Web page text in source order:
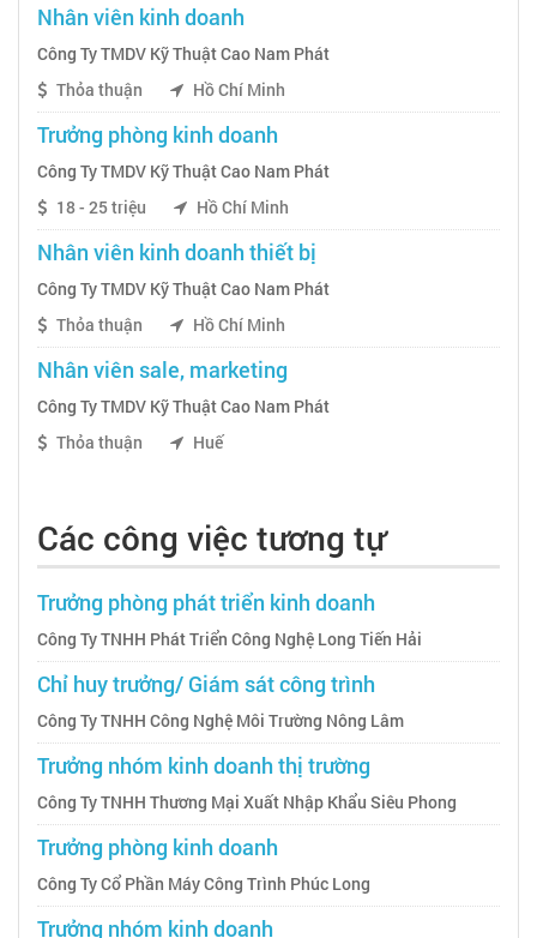
Nhân viên kinh doanh
Công Ty TMDV Kỹ Thuật Cao Nam Phát
Thỏa thuận
Hồ Chí Minh
Trưởng phòng kinh doanh
Công Ty TMDV Kỹ Thuật Cao Nam Phát
18 - 25 triệu
Hồ Chí Minh
Nhân viên kinh doanh thiết bị
Công Ty TMDV Kỹ Thuật Cao Nam Phát
Thỏa thuận
Hồ Chí Minh
Nhân viên sale, marketing
Công Ty TMDV Kỹ Thuật Cao Nam Phát
Thỏa thuận
Huế
Các công việc tương tự
Trưởng phòng phát triển kinh doanh
Công Ty TNHH Phát Triển Công Nghệ Long Tiến Hải
Chỉ huy trưởng/ Giám sát công trình
Công Ty TNHH Công Nghệ Môi Trường Nông Lâm
Trưởng nhóm kinh doanh thị trường
Công Ty TNHH Thương Mại Xuất Nhập Khẩu Siêu Phong
Trưởng phòng kinh doanh
Công Ty Cổ Phần Máy Công Trình Phúc Long
Trưởng nhóm kinh doanh